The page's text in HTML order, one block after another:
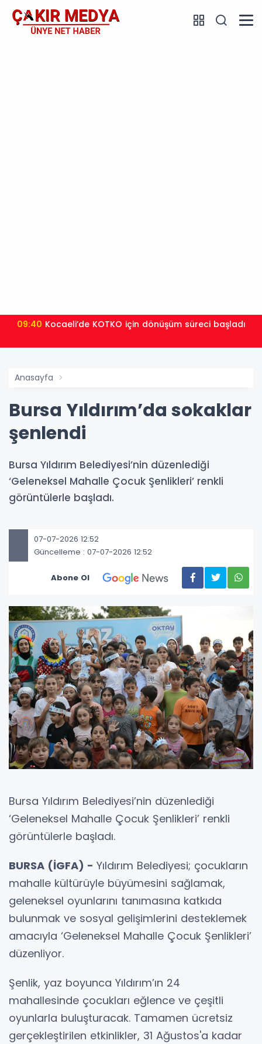
09:40 Kocaeli’de KOTKO için dönüşüm süreci başladı
Anasayfa
Bursa Yıldırım’da sokaklar
şenlendi
Bursa Yıldırım Belediyesi’nin düzenlediği
‘Geleneksel Mahalle Çocuk Şenlikleri’ renkli
görüntülerle başladı.
07-07-2026 12:52
Güncelleme : 07-07-2026 12:52
Abone Ol
Bursa Yıldırım Belediyesi’nin düzenlediği
‘Geleneksel Mahalle Çocuk Şenlikleri’ renkli
görüntülerle başladı.
BURSA (İGFA) - Yıldırım Belediyesi; çocukların
mahalle kültürüyle büyümesini sağlamak,
geleneksel oyunlarını tanımasına katkıda
bulunmak ve sosyal gelişimlerini desteklemek
amacıyla ‘Geleneksel Mahalle Çocuk Şenlikleri’
düzenliyor.
Şenlik, yaz boyunca Yıldırım’ın 24
mahallesinde çocukları eğlence ve çeşitli
oyunlarla buluşturacak. Tamamen ücretsiz
gerçekleştirilen etkinlikler, 31 Ağustos'a kadar